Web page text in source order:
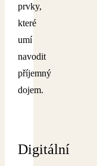
prvky,
které
umí
navodit
příjemný
dojem.
Digitální